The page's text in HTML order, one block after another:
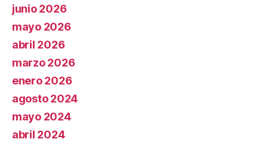
junio 2026
mayo 2026
abril 2026
marzo 2026
enero 2026
agosto 2024
mayo 2024
abril 2024